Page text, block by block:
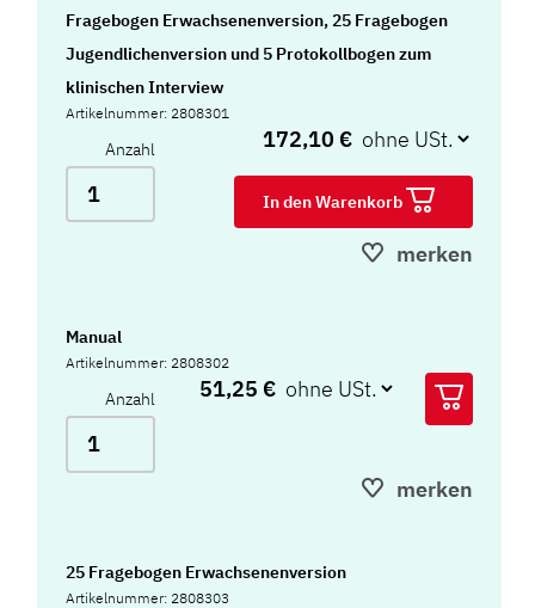
Fragebogen Erwachsenenversion, 25 Fragebogen
Jugendlichenversion und 5 Protokollbogen zum
klinischen Interview
Artikelnummer: 2808301
Anzahl 172,10 €
In den Warenkorb
merken
Manual
Artikelnummer: 2808302
Anzahl 51,25 €
merken
25 Fragebogen Erwachsenenversion
Artikelnummer: 2808303